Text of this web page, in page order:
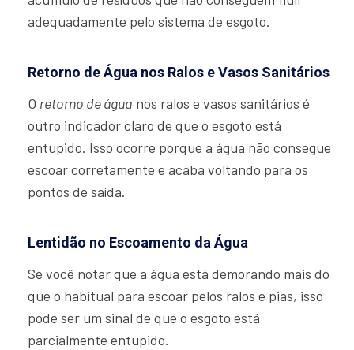
adequadamente pelo sistema de esgoto.
Retorno de Água nos Ralos e Vasos Sanitários
O retorno de água nos ralos e vasos sanitários é
outro indicador claro de que o esgoto está
entupido. Isso ocorre porque a água não consegue
escoar corretamente e acaba voltando para os
pontos de saída.
Lentidão no Escoamento da Água
Se você notar que a água está demorando mais do
que o habitual para escoar pelos ralos e pias, isso
pode ser um sinal de que o esgoto está
parcialmente entupido.